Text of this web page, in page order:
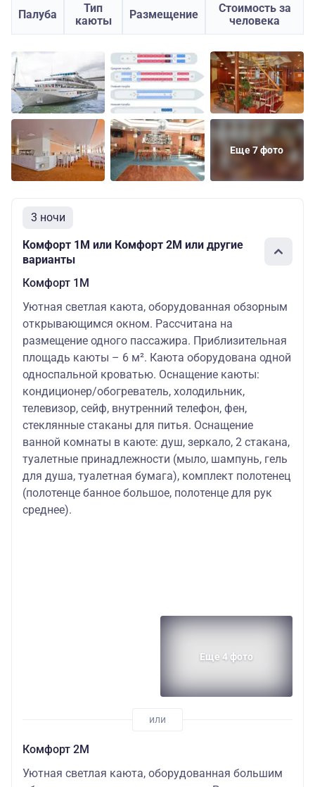
Палуба
Тип
каюты
Размещение
Стоимость за
человека
Еще 7 фото
3 ночи
Комфорт 1M или Комфорт 2M или другие
варианты
Комфорт 1M
Уютная светлая каюта, оборудованная обзорным
открывающимся окном. Рассчитана на
размещение одного пассажира. Приблизительная
площадь каюты – 6 м². Каюта оборудована одной
односпальной кроватью. Оснащение каюты:
кондиционер/обогреватель, холодильник,
телевизор, сейф, внутренний телефон, фен,
стеклянные стаканы для питья. Оснащение
ванной комнаты в каюте: душ, зеркало, 2 стакана,
туалетные принадлежности (мыло, шампунь, гель
для душа, туалетная бумага), комплект полотенец
(полотенце банное большое, полотенце для рук
среднее).
Еще 4 фото
Комфорт 2M
Уютная светлая каюта, оборудованная большим